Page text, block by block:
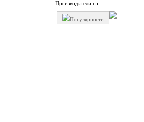
Производители по:
Популярности